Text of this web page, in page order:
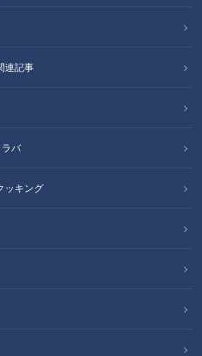
連記事
バ
ッキング
の様子(C)CBCテレビ